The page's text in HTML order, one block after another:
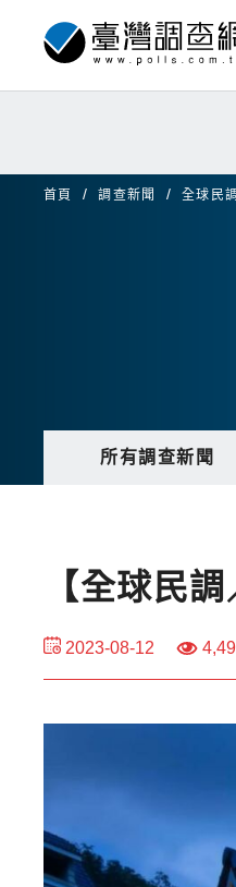
首頁 調查新聞 全球民調
所有調查新聞
【全球民
2023-08-12